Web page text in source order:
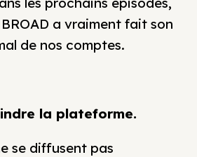
BROAD a vraiment fait son
de nos comptes.
la plateforme.
se diffusent pas